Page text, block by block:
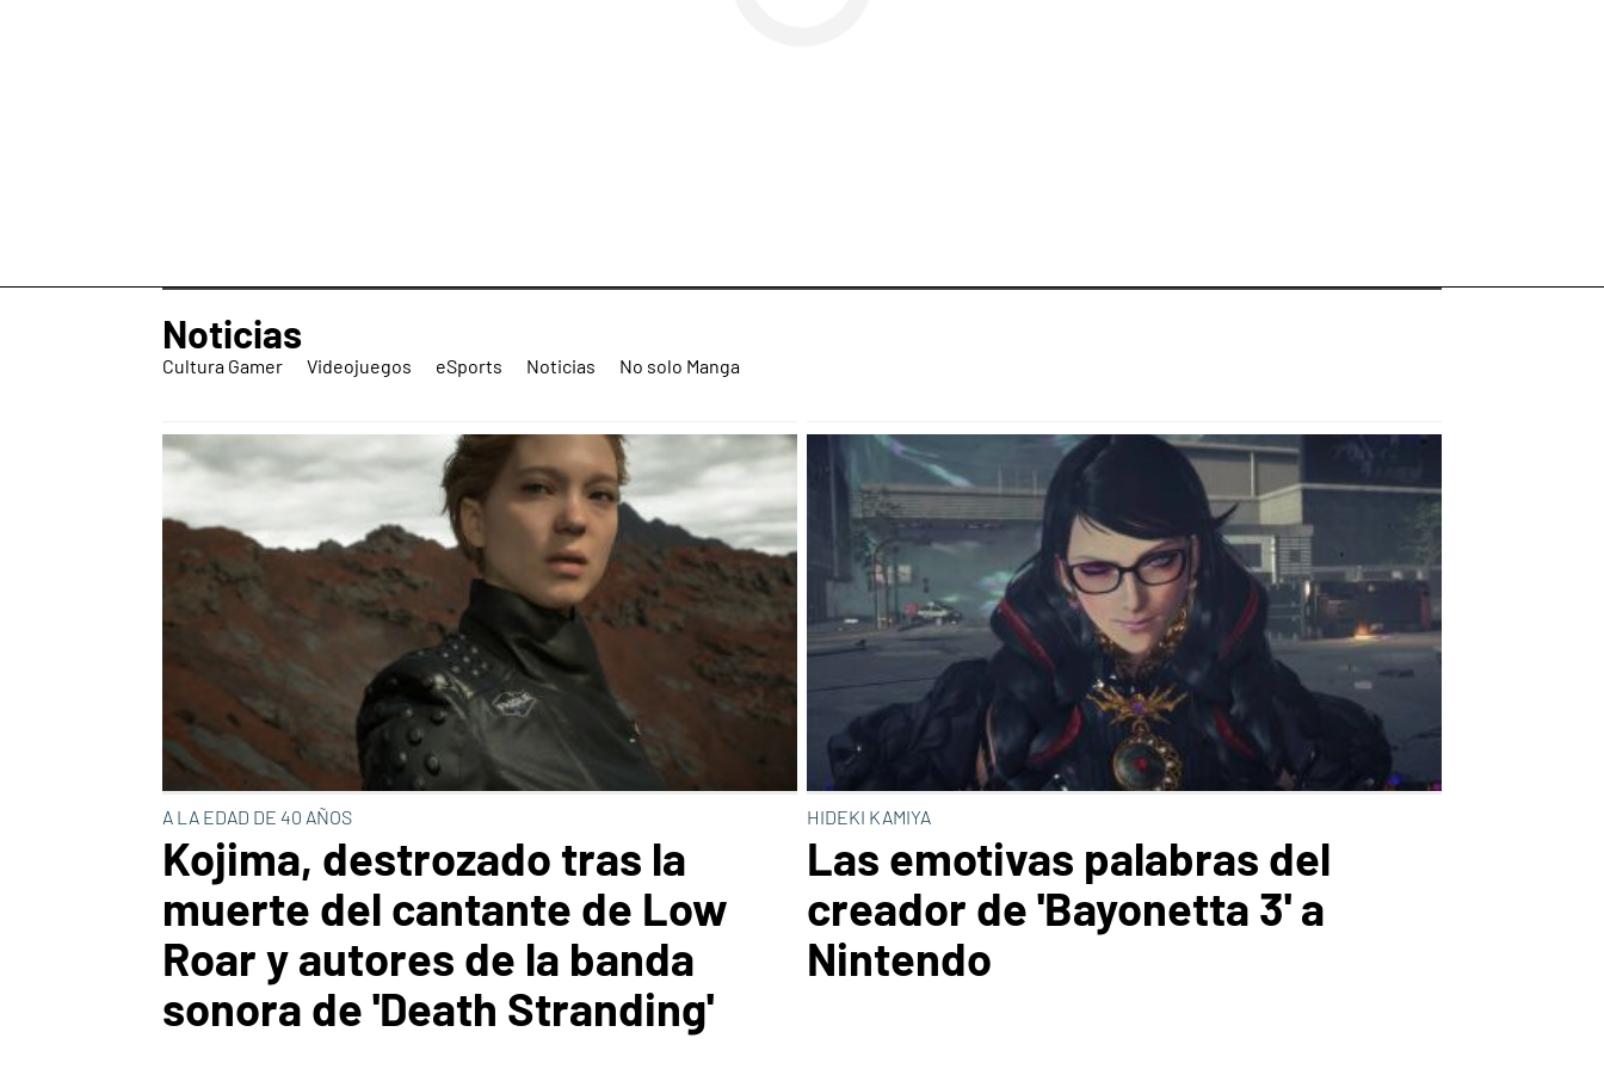
Noticias
Cultura Gamer Videojuegos eSports Noticias No solo Manga
A LA EDAD DE 40 AÑOS
Kojima, destrozado tras la
muerte del cantante de Low
Roar y autores de la banda
sonora de 'Death Stranding'
HIDEKI KAMIYA
Las emotivas palabras del
creador de 'Bayonetta 3' a
Nintendo